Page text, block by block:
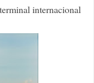
internacional